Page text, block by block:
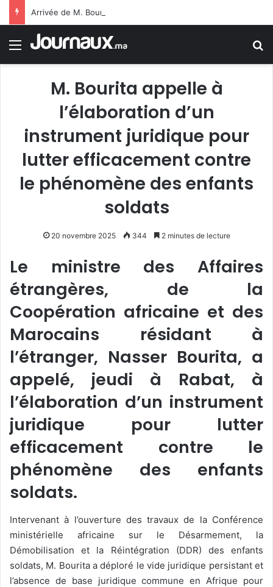
Menu
M. Bourita appelle à
l’élaboration d’un
instrument juridique pour
lutter efficacement contre
le phénomène des enfants
soldats
20 novembre 2025 344 2 minutes de lecture
Le ministre des Affaires
étrangères, de la
Coopération africaine et des
Marocains résidant à
l’étranger, Nasser Bourita, a
appelé, jeudi à Rabat, à
l’élaboration d’un instrument
juridique pour lutter
efficacement contre le
phénomène des enfants
soldats.
Intervenant à l’ouverture des travaux de la Conférence
ministérielle africaine sur le Désarmement, la
Démobilisation et la Réintégration (DDR) des enfants
soldats, M. Bourita a déploré le vide juridique persistant et
l’absence de base juridique commune en Afrique pour